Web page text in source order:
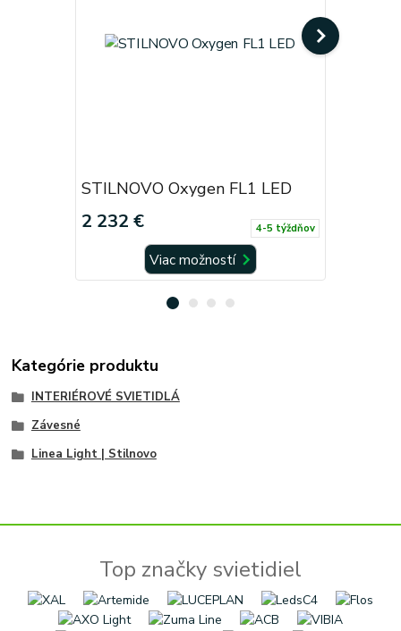
STILNOVO Oxygen FL1 LED
2 232 € 4-5 týždňov
Viac možností
Kategórie produktu
INTERIÉROVÉ SVIETIDLÁ
Závesné
Linea Light | Stilnovo
Top značky svietidiel